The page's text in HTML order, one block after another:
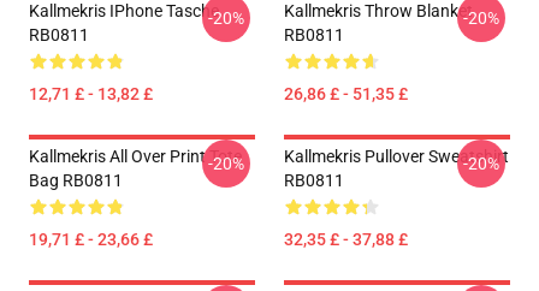
Kallmekris IPhone Tasche
RB0811
12,71 £ - 13,82 £
-20%
Kallmekris Throw Blanket
RB0811
26,86 £ - 51,35 £
-20%
Kallmekris All Over Print Tote
Bag RB0811
19,71 £ - 23,66 £
-20%
Kallmekris Pullover Sweatshirt
RB0811
32,35 £ - 37,88 £
-20%